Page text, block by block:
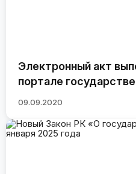
Электронный акт
портале
09.09.2020